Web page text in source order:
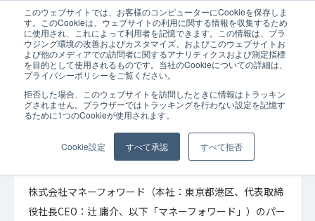
このウェブサイトでは、お客様のコンピューターにCookieを保存しま
す。このCookieは、ウェブサイトの利用に関する情報を収集するため
に使用され、これによって利用者を記憶できます。この情報は、ブラ
ウジング環境の改善およびカスタマイズ、およびこのウェブサイトお
よび他のメディアでの訪問者に関するアナリティクスおよび測定指標
を目的として使用されるものです。当社のCookieについての詳細は、
プライバシーポリシーをご覧ください。
拒否した場合、このウェブサイトを訪問したときに情報はトラッキン
グされません。ブラウザーではトラッキングを行わない設定を記憶す
るために1つのCookieが使用されます。
Cookie設定 すべて承認 すべて拒否
ホーム お知らせ マネーフォワード クラウド導入支援サービス開始の
2023年07月18日 お知らせ
マネーフォワード クラウド導入支援サービス開
始のお知らせ
株式会社マネーフォワード（本社：東京都港区、代表取締
役社長CEO：辻 庸介、以下「マネーフォワード」）のパー